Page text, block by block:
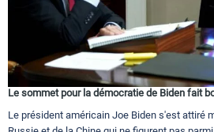
Le sommet pour la démocratie de Biden fait
Le président américain Joe Biden s'est attiré